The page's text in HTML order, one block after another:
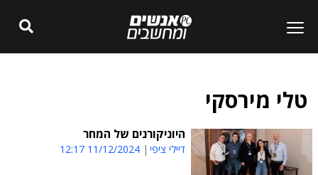
טלי מירסקי
היוניקורנים של המחר
דיילי ציפי 11/12/2024 12:17